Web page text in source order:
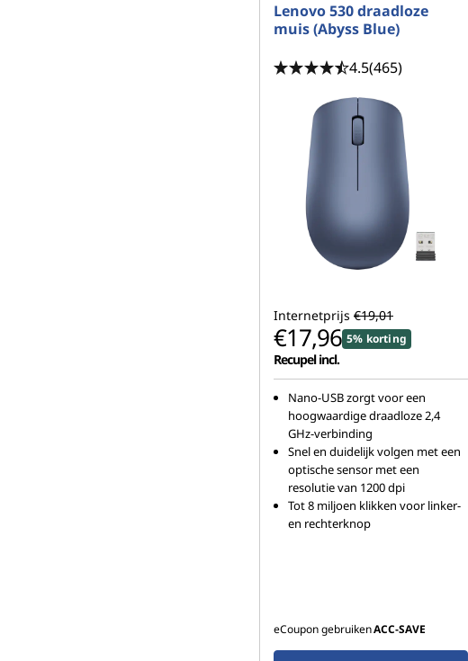
Lenovo 530 draadloze
muis (Abyss Blue)
4.5(465)
Internetprijs €19,01
€17,96 5% korting
Recupel incl.
Nano-USB zorgt voor een
hoogwaardige draadloze 2,4
GHz-verbinding
Snel en duidelijk volgen met een
optische sensor met een
resolutie van 1200 dpi
Tot 8 miljoen klikken voor linker-
en rechterknop
eCoupon gebruikenACC‑SAVE